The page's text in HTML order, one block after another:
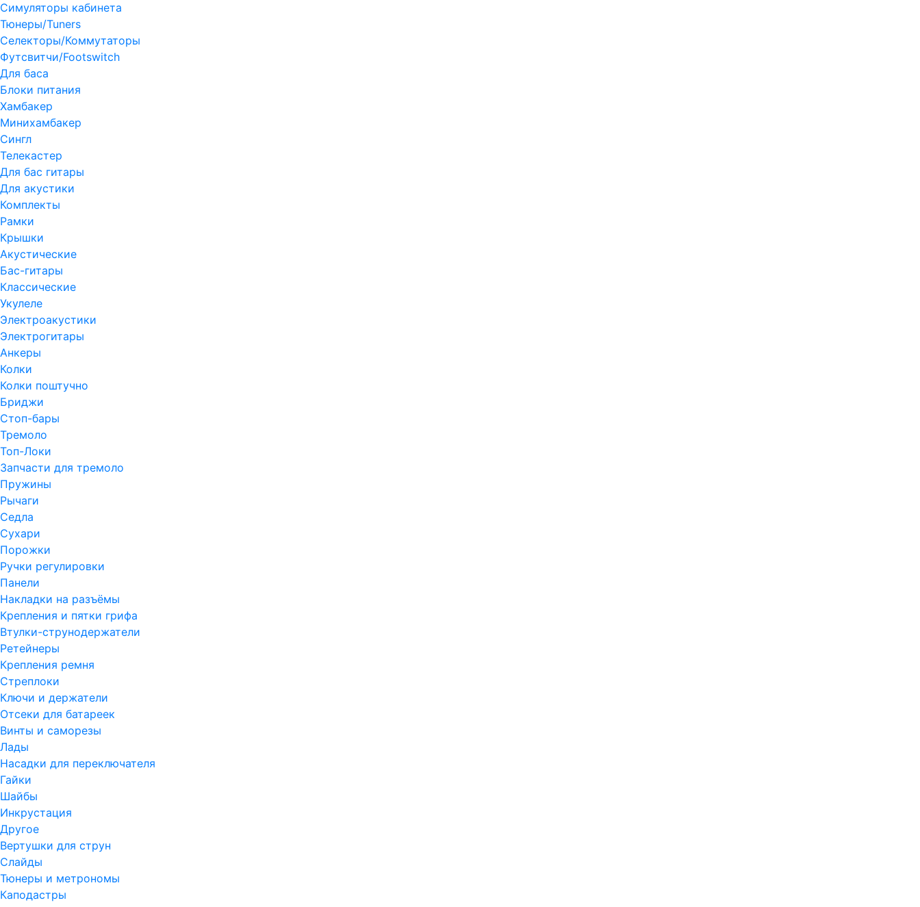
Симуляторы кабинета
Тюнеры/Tuners
Селекторы/Коммутаторы
Футсвитчи/Footswitch
Для баса
Блоки питания
Хамбакер
Минихамбакер
Сингл
Телекастер
Для бас гитары
Для акустики
Комплекты
Рамки
Крышки
Акустические
Бас-гитары
Классические
Укулеле
Электроакустики
Электрогитары
Анкеры
Колки
Колки поштучно
Бриджи
Стоп-бары
Тремоло
Топ-Локи
Запчасти для тремоло
Пружины
Рычаги
Седла
Сухари
Порожки
Ручки регулировки
Панели
Накладки на разъёмы
Крепления и пятки грифа
Втулки-струнодержатели
Ретейнеры
Крепления ремня
Стреплоки
Ключи и держатели
Отсеки для батареек
Винты и саморезы
Лады
Насадки для переключателя
Гайки
Шайбы
Инкрустация
Другое
Вертушки для струн
Слайды
Тюнеры и метрономы
Каподастры